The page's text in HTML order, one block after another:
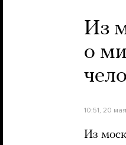
Из
о
10:51, 20
Из